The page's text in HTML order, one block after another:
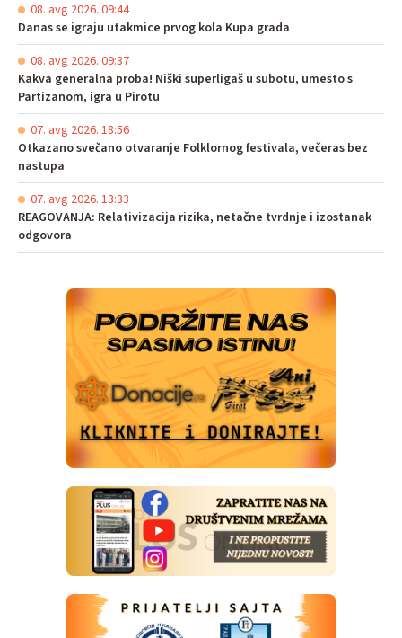
08. avg 2026. 09:44
Danas se igraju utakmice prvog kola Kupa grada
08. avg 2026. 09:37
Kakva generalna proba! Niški superligaš u subotu, umesto s
Partizanom, igra u Pirotu
07. avg 2026. 18:56
Otkazano svečano otvaranje Folklornog festivala, večeras bez
nastupa
07. avg 2026. 13:33
REAGOVANJA: Relativizacija rizika, netačne tvrdnje i izostanak
odgovora